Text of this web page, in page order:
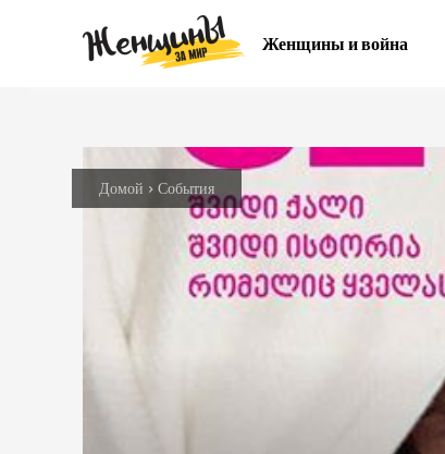
Женщины и война
Домой События